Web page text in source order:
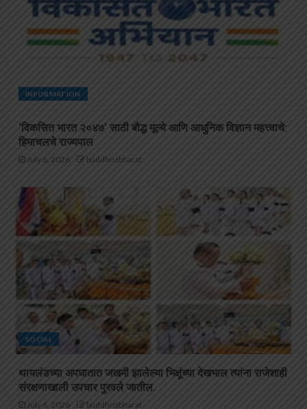
INFORMATION
‘विकसित भारत २०४७’ साठी बौद्ध मूल्ये आणि आधुनिक विज्ञान महत्त्वाचे:
हिमाचलचे राज्यपाल
July 6, 2026 buddhistbharat
SOCIAL
थायलंडच्या अपघातात जखमी झालेल्या भिक्षूंच्या देखभाल त्यांना राजेशाही
संरक्षणाखाली उपचार पुरवले जातील.
July 6, 2026 buddhistbharat